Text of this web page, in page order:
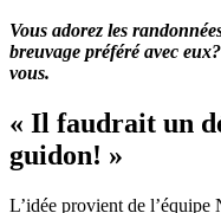
Vous adorez les
breuvage préféré avec eux?
vous.
« Il faudrait un
guidon! »
L’idée provient de l’équipe